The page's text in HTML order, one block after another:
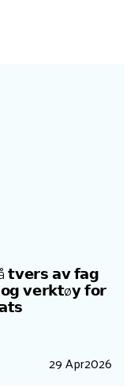
𝘁𝘃𝗲𝗿𝘀 𝗮𝘃 𝗳𝗮𝗴
𝘃𝗲𝗿𝗸𝘁ø𝘆 𝗳𝗼𝗿
29 Apr2026